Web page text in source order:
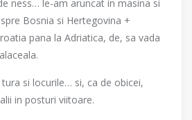
ness… le-am aruncat in masina si
Bosnia si Hertegovina +
pana la Adriatica, de, sa vada
si locurile… si, ca de obicei,
in posturi viitoare.